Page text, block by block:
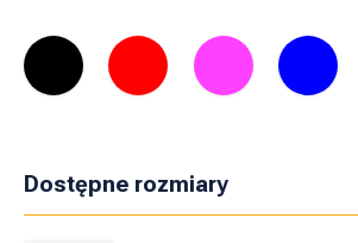
Dostępne rozmiary